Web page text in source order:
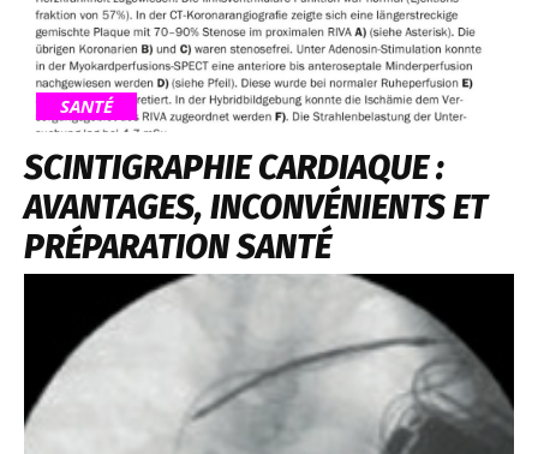
SANTÉ
SCINTIGRAPHIE CARDIAQUE :
AVANTAGES, INCONVÉNIENTS ET
PRÉPARATION SANTÉ